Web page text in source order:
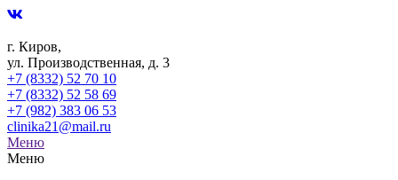
г. Киров,
ул. Производственная, д. 3
+7 (8332) 52 70 10
+7 (8332) 52 58 69
+7 (982) 383 06 53
clinika21@mail.ru
Меню
Меню